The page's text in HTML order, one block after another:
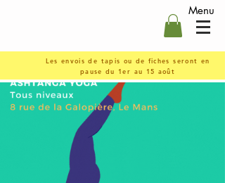
Menu
Les envois de tapis ou de fiches seront en
pause du 1er au 15 août